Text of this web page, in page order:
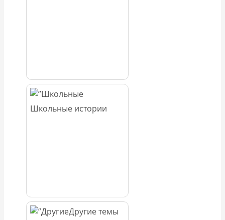
Школьные истории
Другие темы